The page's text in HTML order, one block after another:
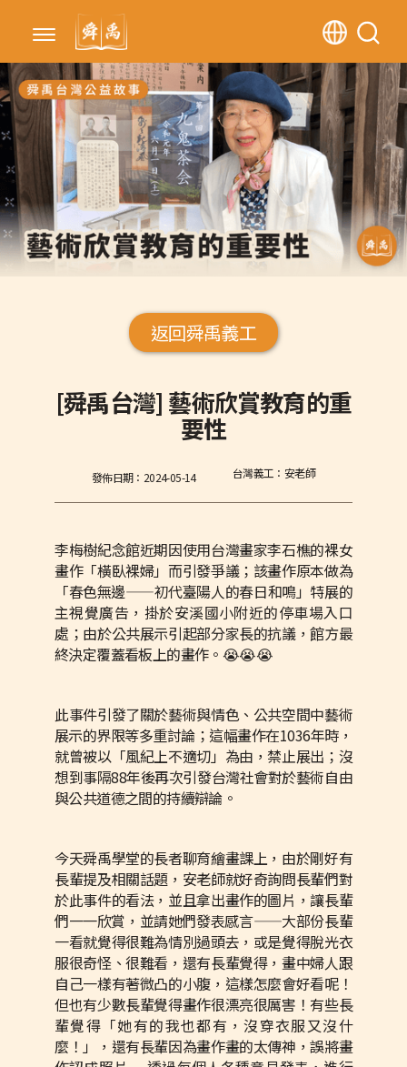
返回舜禹義工
[舜禹台灣] 藝術欣賞教育的重
要性
發佈日期： 2024-05-14 台灣義工：安老師
李梅樹紀念館近期因使用台灣畫家李石樵的裸女
畫作「橫臥裸婦」而引發爭議；該畫作原本做為
「春色無邊——初代臺陽人的春日和鳴」特展的
主視覺廣告，掛於安溪國小附近的停車場入口
處；由於公共展示引起部分家長的抗議，館方最
終決定覆蓋看板上的畫作。😭😭😭
此事件引發了關於藝術與情色、公共空間中藝術
展示的界限等多重討論；這幅畫作在1036年時，
就曾被以「風紀上不適切」為由，禁止展出；沒
想到事隔88年後再次引發台灣社會對於藝術自由
與公共道德之間的持續辯論。
今天舜禹學堂的長者聊育繪畫課上，由於剛好有
長輩提及相關話題，安老師就好奇詢問長輩們對
於此事件的看法，並且拿出畫作的圖片，讓長輩
們一一欣賞，並請她們發表感言——大部份長輩
一看就覺得很難為情別過頭去，或是覺得脫光衣
服很奇怪、很難看，還有長輩覺得，畫中婦人跟
自己一樣有著微凸的小腹，這樣怎麼會好看呢！
但也有少數長輩覺得畫作很漂亮很厲害！有些長
輩覺得「她有的我也都有，沒穿衣服又沒什
麼！」，還有長輩因為畫作畫的太傳神，誤將畫